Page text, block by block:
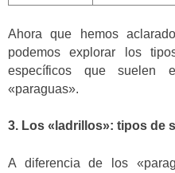
Ahora que hemos
podemos explorar los
específicos que suelen
«paraguas».
3. Los «ladrillos»: tipos de
A diferencia de los